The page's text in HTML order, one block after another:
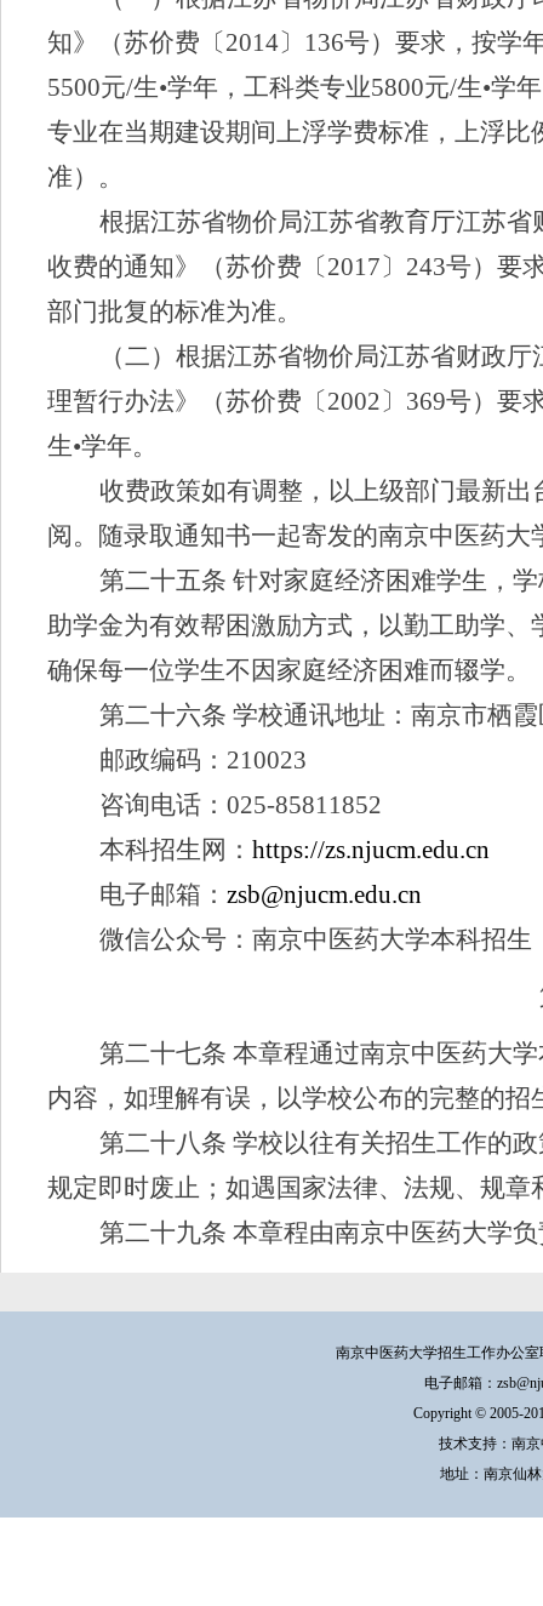
知》（苏价费〔2014〕 136号）要求，按学
5500元/生•学年，工科类专业5800元/生•学
专业在当期建设期间上浮学费标准，上浮比
准） 。
根据江苏省物价局江苏省教育厅江苏
收费的通知》（苏价费〔2017〕 243号）要
部门批复的标准为准。
（二）根据江苏省物价局江苏省财政
理暂行办法》（苏价费〔2002〕 369号）要
生•学年。
收费政策如有调整，以上级部门最新
阅。随录取通知书一起寄发的南京中医药
第二十五条针对家庭经济困难学生，
助学金为有效帮困激励方式，以勤工助学
确保每一位学生不因家庭经济困难而辍学。
第二十六条学校通讯地址：南京市栖
邮政编码 ： 210023
咨询电话 ：025-85811852
本科招生网 ：https://zs.njucm.edu.cn
电子邮箱：zsb@njucm.edu.cn
微信公众号：南京中医药大学本科招生
第二十七条本章程通过南京中医药大
内容，如理解有误，以学校公布的完整的招
第二十八条学校以往有关招生工作的
规定即时废止；如遇国家法律、法规、规
第二十九条本章程由南京中医药大学
南京中医药大学招生工作办公室
电子邮箱：
Copyright © 2005-
技术支持：南
地址：南京仙